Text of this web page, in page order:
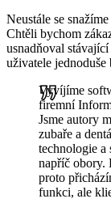
Neustále se
Chtěli bychom
usnadňoval
uživatele jednoduše
Vyvíjíme
firemní
Jsme autory
zubaře a
technologie a
napříč obory.
proto
funkci, ale